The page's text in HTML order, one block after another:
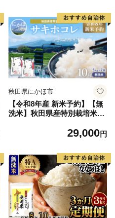
秋田県にかほ市
【令和8年産 新米予約】【無
洗米】秋田県産特別栽培米サ
米 お米 おこめ 精米 小分け
29,000円